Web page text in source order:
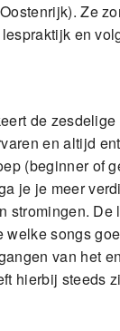
Ze
en
de
en altijd
(beginner of
je je meer
De
songs
van het
hierbij steeds